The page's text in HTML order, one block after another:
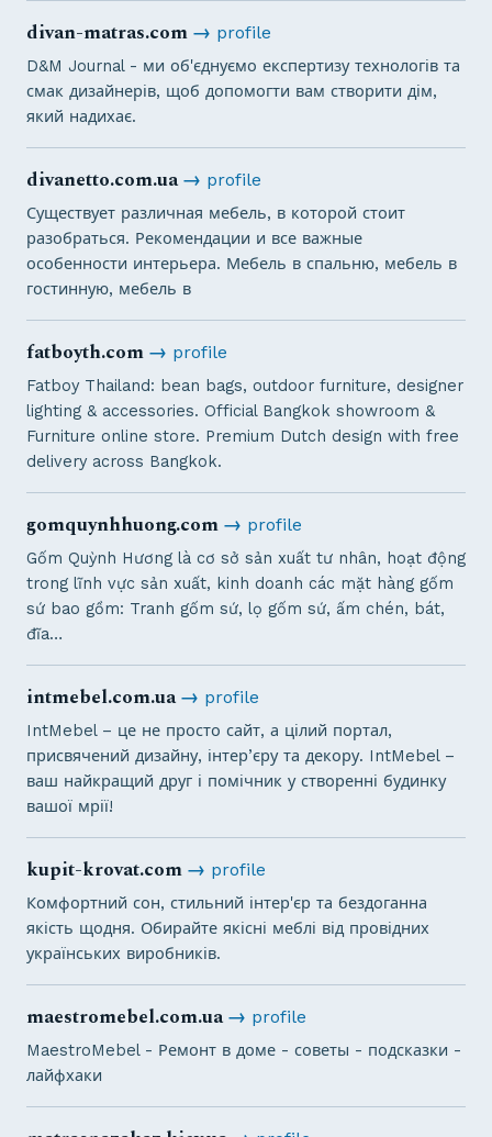
divan-matras.com→ profile
D&M Journal - ми об'єднуємо експертизу технологів та
смак дизайнерів, щоб допомогти вам створити дім,
який надихає.
divanetto.com.ua→ profile
Существует различная мебель, в которой стоит
разобраться. Рекомендации и все важные
особенности интерьера. Мебель в спальню, мебель в
гостинную, мебель в
fatboyth.com→ profile
Fatboy Thailand: bean bags, outdoor furniture, designer
lighting & accessories. Official Bangkok showroom &
Furniture online store. Premium Dutch design with free
delivery across Bangkok.
gomquynhhuong.com→ profile
Gốm Quỳnh Hương là cơ sở sản xuất tư nhân, hoạt động
trong lĩnh vực sản xuất, kinh doanh các mặt hàng gốm
sứ bao gồm: Tranh gốm sứ, lọ gốm sứ, ấm chén, bát,
đĩa…
intmebel.com.ua→ profile
IntMebel – це не просто сайт, а цілий портал,
присвячений дизайну, інтер’єру та декору. IntMebel –
ваш найкращий друг і помічник у створенні будинку
вашої мрії!
kupit-krovat.com→ profile
Комфортний сон, стильний інтер'єр та бездоганна
якість щодня. Обирайте якісні меблі від провідних
українських виробників.
maestromebel.com.ua→ profile
MaestroMebel - Ремонт в доме - советы - подсказки -
лайфхаки